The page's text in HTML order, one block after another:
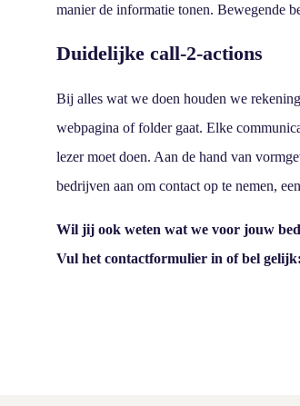
manier de informatie tonen. Bewegende
Duidelijke call-2-actions
Bij alles wat we doen houden we
webpagina of folder gaat. Elke
lezer moet doen. Aan de hand van
bedrijven aan om contact op te nemen,
Wil jij ook weten wat we voor jouw
Vul het contactformulier in of bel